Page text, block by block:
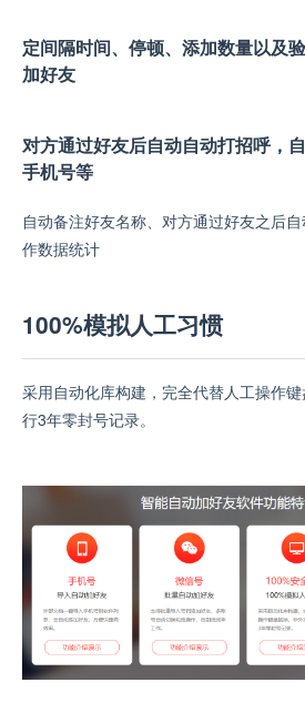
定间隔时间、停顿、添加数量以及
加好友
对方通过好友后自动自动打招呼，
手机号等
自动备注好友名称、对方通过好友之后
作数据统计
100%模拟人工习惯
采用自动化库构建，完全代替人工操作
行3年零封号记录。